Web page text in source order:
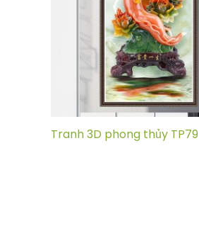
Tranh 3D phong thủy TP79